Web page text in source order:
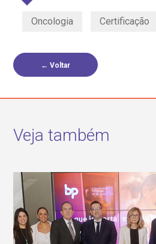
Oncologia Certificação
← Voltar
Veja também